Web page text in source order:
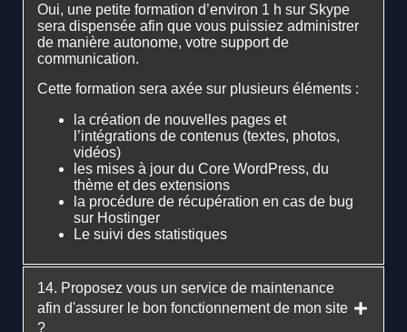
Oui, une petite formation d’environ 1 h sur Skype
sera dispensée afin que vous puissiez administrer
de manière autonome, votre support de
communication.
Cette formation sera axée sur plusieurs éléments :
la création de nouvelles pages et
l’intégrations de contenus (textes, photos,
vidéos)
les mises à jour du Core WordPress, du
thème et des extensions
la procédure de récupération en cas de bug
sur Hostinger
Le suivi des statistiques
14. Proposez vous un service de maintenance
afin d'assurer le bon fonctionnement de mon site
?